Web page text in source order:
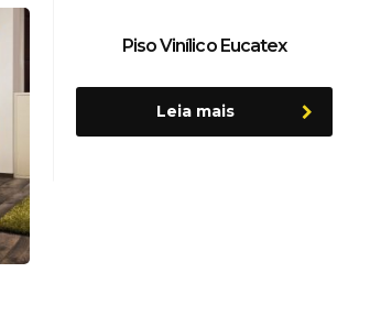
Piso Vinílico Eucatex
Leia mais